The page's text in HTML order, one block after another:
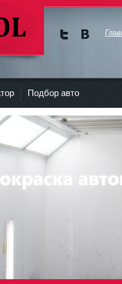
ЛО
Подбор авто